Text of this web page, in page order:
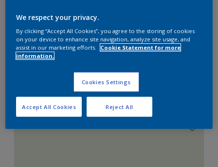
SUGGESTIONS
D'HARMONIES
Le Blanc Parfait
We respect your privacy.
By clicking “Accept All Cookies”, you agree to the storing of cookies
on your device to enhance site navigation, analyze site usage, and
assist in our marketing efforts.
Cookie Statement for more
information.
Cookies Settings
Reject All
Accept All Cookies